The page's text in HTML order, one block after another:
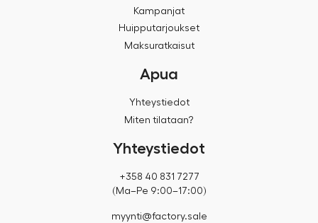
Kampanjat
Huipputarjoukset
Maksuratkaisut
Apua
Yhteystiedot
Miten tilataan?
Yhteystiedot
+358 40 831 7277
(Ma–Pe 9:00–17:00)
myynti@factory.sale